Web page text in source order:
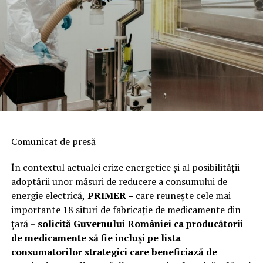
Comunicat de presă
În contextul actualei crize energetice și al posibilității
adoptării unor măsuri de reducere a consumului de
energie electrică, PRIMER – care reuneşte cele mai
importante 18 situri de fabricaţie de medicamente din
ţară – solicită Guvernului României ca producătorii
de medicamente să fie incluși pe lista
consumatorilor strategici care beneficiază de